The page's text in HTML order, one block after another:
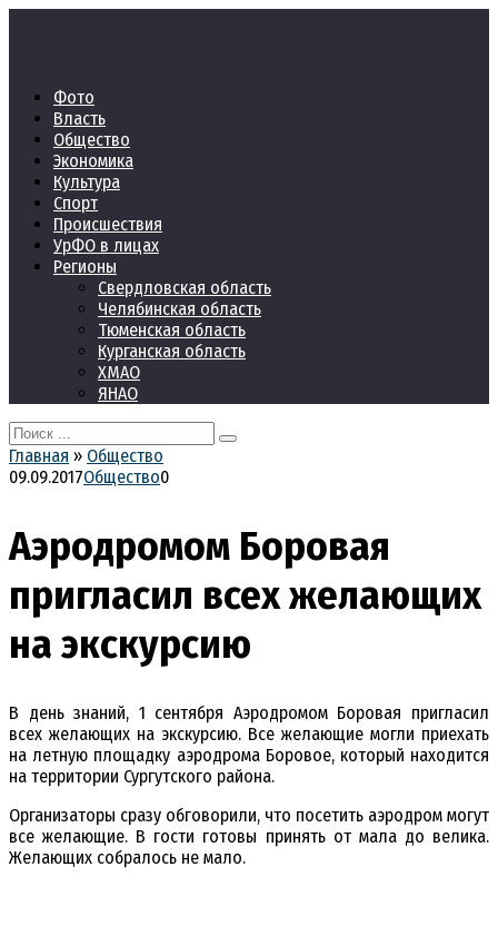
Фото
Власть
Общество
Экономика
Культура
Спорт
Происшествия
УрФО в лицах
Регионы
Свердловская область
Челябинская область
Тюменская область
Курганская область
ХМАО
ЯНАО
Search
for:
Главная » Общество
09.09.2017Общество0
Аэродромом Боровая
пригласил всех желающих
на экскурсию
В день знаний, 1 сентября Аэродромом Боровая пригласил
всех желающих на экскурсию. Все желающие могли приехать
на летную площадку аэродрома Боровое, который находится
на территории Сургутского района.
Организаторы сразу обговорили, что посетить аэродром могут
все желающие. В гости готовы принять от мала до велика.
Желающих собралось не мало.